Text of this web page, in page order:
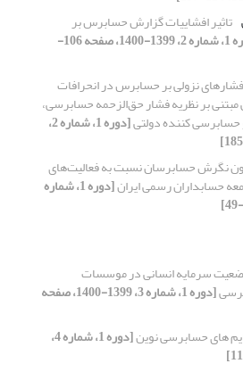
تاثیر افشاییات گزارش حسابرس بر
[دوره 1، شماره 2، 1399-1400، صفحه 106-
نزولی بر حسابرس در انحرافات
بر نظریه فشار حق‌الزحمه حسابرسی،
کننده دولتی [دوره 1، شماره 2،
نگرش حسابرسان نسبت به فعالیت‌های
حسابداران رسمی ایران [دوره 1، شماره
سرمایه انسانی در موسسات
[دوره 1، شماره 3، 1399-1400، صفحه
های حسابرسی نوین [دوره 1، شماره 4،